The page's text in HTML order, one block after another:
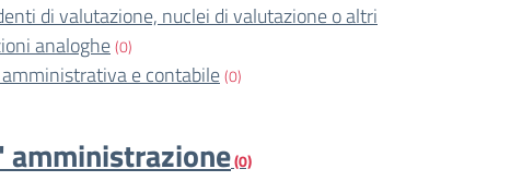
di valutazione, nuclei di valutazione o altri
analoghe(0)
e contabile(0)
amministrazione(0)